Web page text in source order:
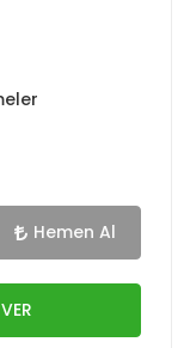
Hemen Al